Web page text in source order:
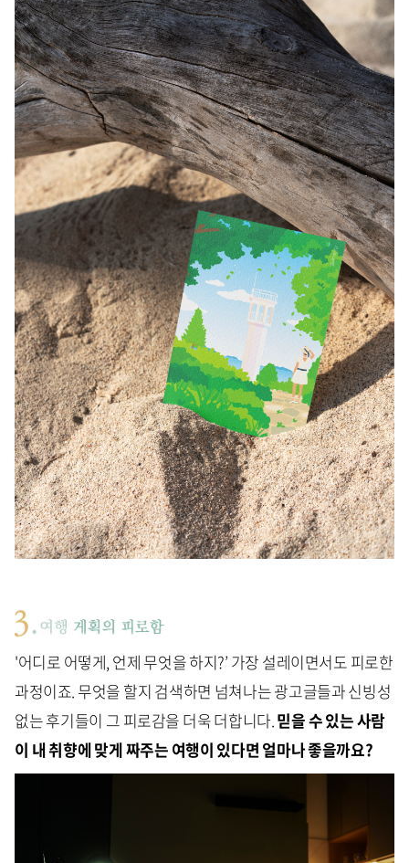
'어디로 어떻게, 언제 무엇을 하지?’ 가장 설레이면서도 피로한
과정이죠. 무엇을 할지 검색하면 넘쳐나는 광고글들과 신빙성
없는 후기들이 그 피로감을 더욱 더합니다.믿을 수 있는 사람
이 내 취향에 맞게 짜주는 여행이 있다면 얼마나 좋을까요?